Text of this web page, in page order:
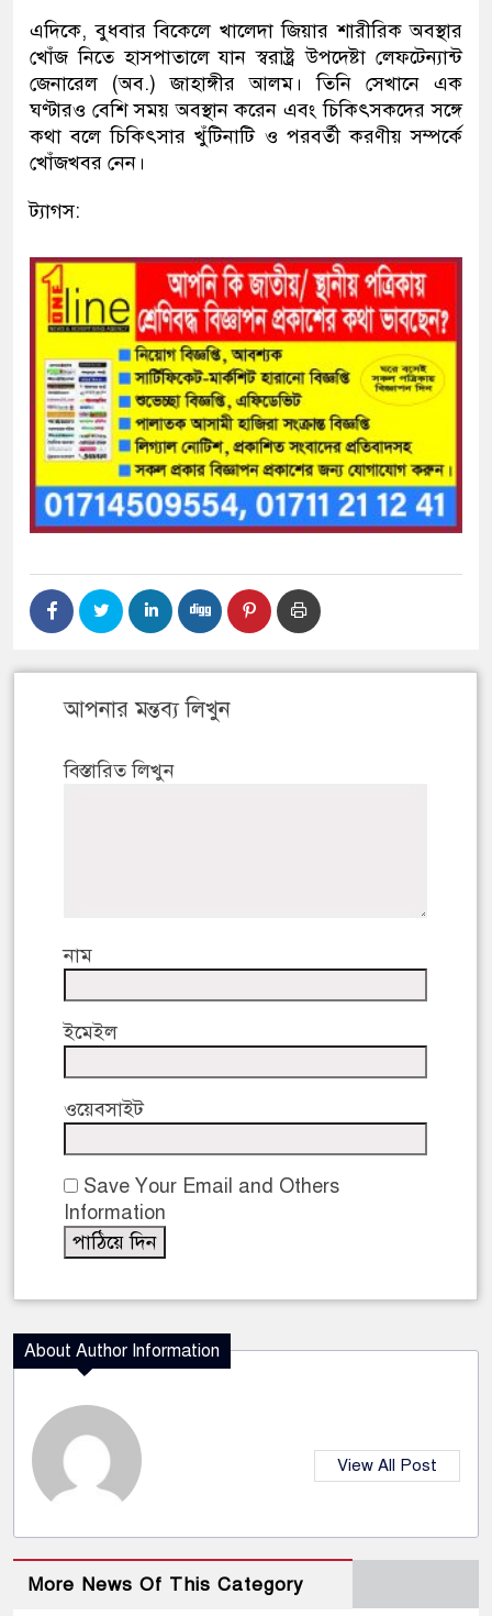
এদিকে, বুধবার বিকেলে খালেদা জিয়ার শারীরিক অবস্থার
খোঁজ নিতে হাসপাতালে যান স্বরাষ্ট্র উপদেষ্টা লেফটেন্যান্ট
জেনারেল (অব.) জাহাঙ্গীর আলম। তিনি সেখানে এক
ঘণ্টারও বেশি সময় অবস্থান করেন এবং চিকিৎসকদের সঙ্গে
কথা বলে চিকিৎসার খুঁটিনাটি ও পরবর্তী করণীয় সম্পর্কে
খোঁজখবর নেন।
ট্যাগস:
আপনার মন্তব্য লিখুন
বিস্তারিত লিখুন
নাম
ইমেইল
ওয়েবসাইট
Save Your Email and Others
Information
About Author Information
View All Post
More News Of This Category